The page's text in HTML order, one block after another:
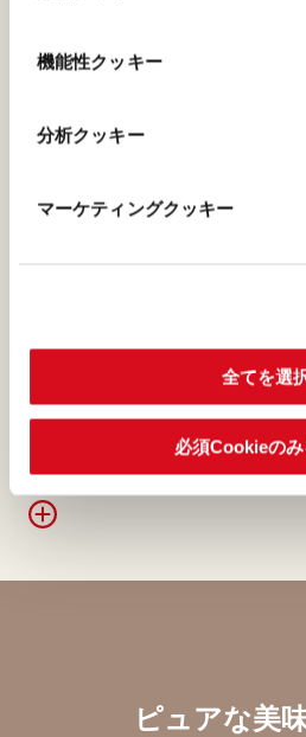
機能性クッキー
分析クッキー
マーケティングクッキー
全てを選
必須Cookieの
小麦粉
ロアカーの小麦粉は、伝統を
近くにある製粉所で、各工程
の厳しい品質チェックをクリ
が、材料として使われます。
ピュアな美